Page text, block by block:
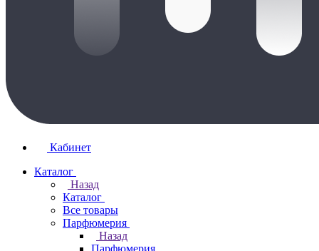
Кабинет
Каталог
Назад
Каталог
Все товары
Парфюмерия
Назад
Парфюмерия